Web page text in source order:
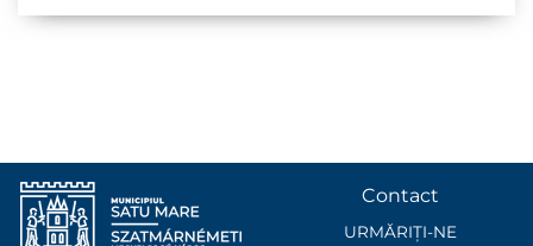
Contact
URMĂRIȚI-NE